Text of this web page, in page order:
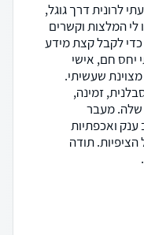
לרונית דרך גוגל,
המלצות וקשרים
כדי לקבל קצת מידע
יחס חם, אישי
שעשיתי.
זמינה,
שלה. מעבר
ענק ואכפתיות
תודה